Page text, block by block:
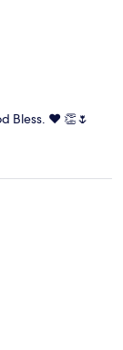
Bless. ❤️ 👏🌷